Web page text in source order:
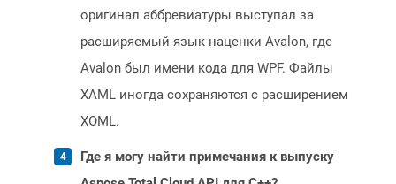
оригинал аббревиатуры выступал за
расширяемый язык наценки Avalon, где
Avalon был имени кода для WPF. Файлы
XAML иногда сохраняются с расширением
XOML.
Где я могу найти примечания к выпуску